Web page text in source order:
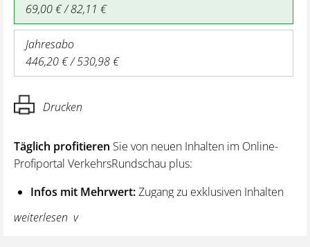
69,00 € / 82,11 €
Jahresabo
446,20 € / 530,98 €
Drucken
Täglich profitieren Sie von neuen Inhalten im Online-
Profiportal VerkehrsRundschau plus:
Infos mit Mehrwert:Zugang zu exklusiven Inhalten
und Hintergrundwissen – von aktuellen Regelungen
wie z. B. bei den Lenk- und Ruhezeiten,
weiterlesen